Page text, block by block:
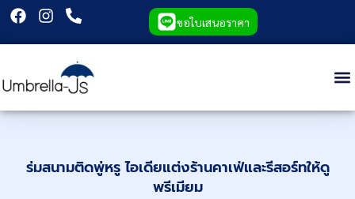
ขอใบเสนอราคา
ร่มสนามติดพู่หรู ไอเดียแต่งร้านคาเฟ่และรีสอร์ทให้ดู
พรีเมียม